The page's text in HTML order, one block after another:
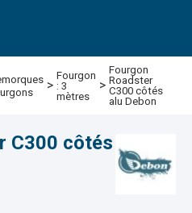
>
Fourgon
: 3
mètres
>
Fourgon
Roadster
C300 côtés
alu Debon
C300 côtés